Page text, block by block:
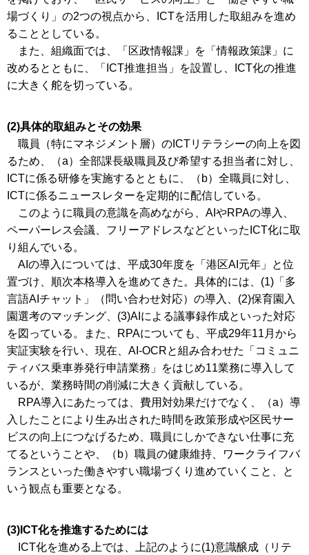
場づくり」の2つの視点から、ICTを活用した取組みを進め
ることとしている。
また、組織面では、「区政情報課」を「情報政策課」に
改めるとともに、「ICT推進担当」を設置し、ICT化の推進
に大きく舵を切っている。
(2)具体的取組みとその効果
職員（特にマネジメント層）のICTリテラシーの向上を図
るため、（a）全部課長級職員及び希望する担当者に対し、
ICTに係る研修を実施するとともに、（b）全職員に対し、
ICTに係るニュースレターを定期的に配信している。
このように職員の意識を高めながら、AIやRPAの導入、
ペーパーレス会議、フリーアドレスなどといったICT化に取
り組んでいる。
AIの導入については、平成30年度を「港区AI元年」と位
置づけ、順次本格導入を進めてきた。具体的には、(1)「多
言語AIチャット」（問い合わせ対応）の導入、(2)保育園入
園選考のマッチング、(3)AIによる議事録作成といった対応
を図っている。また、RPAについても、平成29年11月から
実証実験を行い、現在、AI-OCRと組み合わせた「コミュニ
ティバス乗車券発行申請業務」をはじめ11業務に導入して
いるが、業務時間の削減に大きく貢献している。
RPA導入にあたっては、費用対効果だけでなく、（a）導
入したことにより生み出された時間を政策形成や区民サー
ビスの向上につなげるため、職員にしかできない仕事に充
てるということや、（b）職員の健康維持、ワークライフバ
ランスといった働きやすい職場づくり進めていくこと、と
いう観点も重要となる。
(3)ICT化を推進するためには
ICT化を進める上では、上記のように(1)意識醸成（リテ